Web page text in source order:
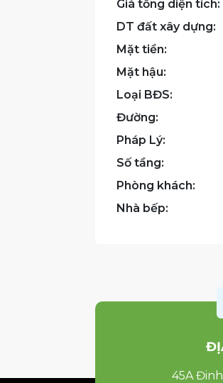
Giá tổng diện tích:
DT đất xây dựng:
Mặt tiền:
Mặt hậu:
Loại BĐS:
Đường:
Pháp Lý:
Số tầng:
Phòng khách:
Nhà bếp:
45A